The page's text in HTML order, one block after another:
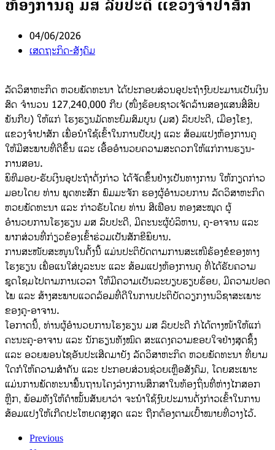
ຫ້ອງການຄູ ມສ ລົບປະດີ ແຂວງຈຳປາສັກ
04/06/2026
ເສດຖະກິດ-ສັງຄົມ
ລັດວິສາຫະກິດ ຫວຍພັດທະນາ ໄດ້ປະກອບສ່ວນອຸປະຖຳງົບປະມານເປັນເງິນ
ສົດ ຈຳນວນ 127,240,000 ກີບ (ໜຶ່ງຮ້ອຍຊາວເຈັດລ້ານສອງແສນສີ່ສິບ
ພັນກີບ) ໃຫ້ແກ່ ໂຮງຮຽນມັດທະຍົມສົມບູນ (ມສ) ລົບປະດີ, ເມືອງໂຂງ,
ແຂວງຈຳປາສັກ ເພື່ອນຳໃຊ້ເຂົ້າໃນການປັບປຸງ ແລະ ສ້ອມແປງຫ້ອງການຄູ
ໃຫ້ມີສະພາບທີ່ດີຂຶ້ນ ແລະ ເອື້ອອຳນວຍຄວາມສະດວກໃຫ້ແກ່ການຮຽນ-
ການສອນ.
​ພິທີມອບ-ຮັບເງິນອຸປະຖຳດັ່ງກ່າວ ໄດ້ຈັດຂຶ້ນຢ່າງເປັນທາງການ ໃຫ້ກຽດກ່າວ
ມອບໂດຍ ທ່ານ ພຸດທະສັກ ພົມມະຈັກ ຮອງຜູ້ອຳນວຍການ ລັດວິສາຫະກິດ
ຫວຍພັດທະນາ ແລະ ກ່າວຮັບໂດຍ ທ່ານ ສີເຟືອນ ທອງສະໝຸດ ຜູ້
ອຳນວຍການໂຮງຮຽນ ມສ ລົບປະດີ, ມີຄະນະຜູ້ບໍລິຫານ, ຄູ-ອາຈານ ແລະ
ພາກສ່ວນທີ່ກ່ຽວຂ້ອງເຂົ້າຮ່ວມເປັນສັກຂີພິຍານ.
​ການສະໜັບສະໜູນໃນຄັ້ງນີ້ ແມ່ນປະຕິບັດຕາມການສະເໜີຮ້ອງຂໍຂອງທາງ
ໂຮງຮຽນ ເພື່ອແນໃສ່ບູລະນະ ແລະ ສ້ອມແປງຫ້ອງການຄູ ທີ່ໄດ້ຮັບຄວາມ
ຊຸດໂຊມໄປຕາມການເວລາ ໃຫ້ມີຄວາມເປັນລະບຽບຮຽບຮ້ອຍ, ມີຄວາມປອດ
ໄພ ແລະ ສ້າງສະພາບແວດລ້ອມທີ່ດີໃນການປະຕິບັດວຽກງານວິຊາສະເພາະ
ຂອງຄູ-ອາຈານ.
​ໂອກາດນີ້, ທ່ານຜູ້ອຳນວຍການໂຮງຮຽນ ມສ ລົບປະດີ ກໍໄດ້ຕາງໜ້າໃຫ້ແກ່
ຄະນະຄູ-ອາຈານ ແລະ ນັກຮຽນທັງໝົດ ສະແດງຄວາມຂອບໃຈຢ່າງສຸດຊຶ້ງ
ແລະ ອວຍພອນໄຊອັນປະເສີດມາຍັງ ລັດວິສາຫະກິດ ຫວຍພັດທະນາ ທີ່ຍາມ
ໃດກໍໃຫ້ຄວາມສຳຄັນ ແລະ ປະກອບສ່ວນຊ່ວຍເຫຼືອສັງຄົມ, ໂດຍສະເພາະ
ແມ່ນການພັດທະນາພື້ນຖານໂຄງລ່າງການສຶກສາໃນທ້ອງຖິ່ນທີ່ຫ່າງໄກສອກ
ຫຼີກ, ພ້ອມທັງໃຫ້ຄຳໝັ້ນສັນຍາວ່າ ຈະນຳໃຊ້ງົບປະມານດັ່ງກ່າວເຂົ້າໃນການ
ສ້ອມແປງໃຫ້ເກີດປະໂຫຍດສູງສຸດ ແລະ ຖືກຕ້ອງຕາມເປົ້າໝາຍທີ່ວາງໄວ້.
Previous